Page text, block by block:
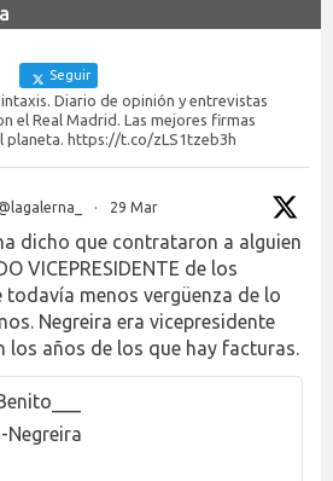
Seguir
Diario de opinión y entrevistas
el Real Madrid. Las mejores firmas
planeta. https://t.co/zLS1tzeb3h
· 29 Mar
dicho que contrataron a alguien
VICEPRESIDENTE de los
todavía menos vergüenza de lo
Negreira era vicepresidente
los años de los que hay facturas.
Negreira